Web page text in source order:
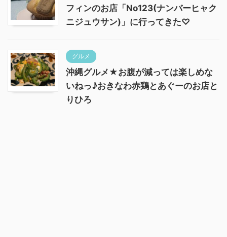
フィンのお店「No123(ナンバーヒャク
ニジュウサン)」に行ってきた♡
グルメ
沖縄グルメ★お腹が減っては楽しめな
いねっ♪おきなわ赤鶏とあぐーのお店と
りひろ